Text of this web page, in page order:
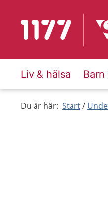
Till startsidan för 1177
Liv & hälsa Barn
Du är här: Start